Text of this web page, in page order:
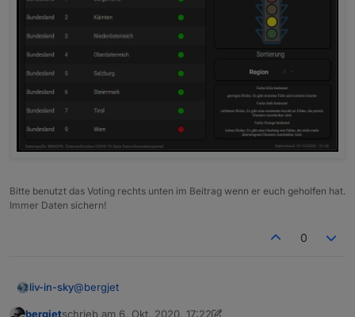
Spoiler
Bitte benutzt das Voting rechts unten im Beitrag wenn er euch geholfen hat.
Immer Daten sichern!
0
liv-in-sky@bergjet
bergjetschrieb am 6. Okt. 2020, 17:22